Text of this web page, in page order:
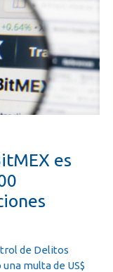
es
de Delitos
multa de US$